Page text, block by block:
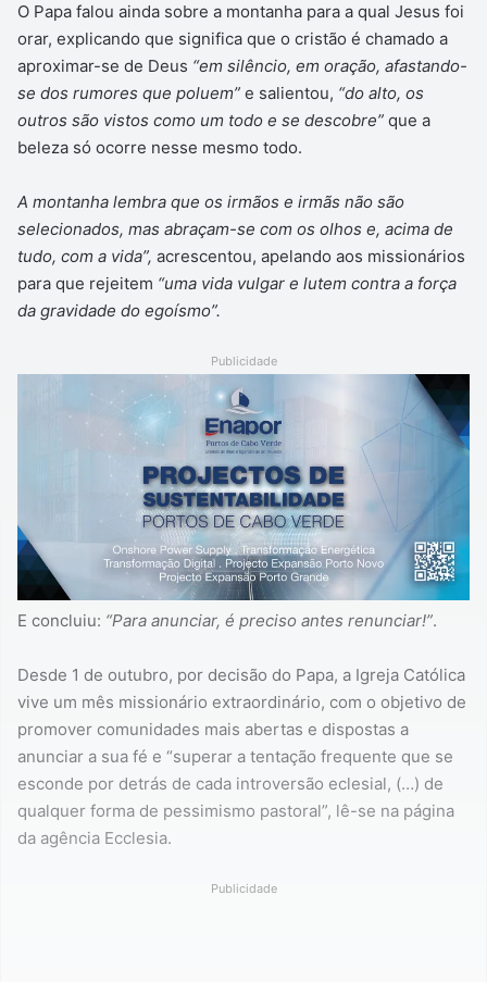
O Papa falou ainda sobre a montanha para a qual Jesus foi
orar, explicando que significa que o cristão é chamado a
aproximar-se de Deus “em silêncio, em oração, afastando-
se dos rumores que poluem” e salientou, “do alto, os
outros são vistos como um todo e se descobre” que a
beleza só ocorre nesse mesmo todo.
A montanha lembra que os irmãos e irmãs não são
selecionados, mas abraçam-se com os olhos e, acima de
tudo, com a vida”, acrescentou, apelando aos missionários
para que rejeitem “uma vida vulgar e lutem contra a força
da gravidade do egoísmo”.
Publicidade
E concluiu: “Para anunciar, é preciso antes renunciar!”.
Desde 1 de outubro, por decisão do Papa, a Igreja Católica
vive um mês missionário extraordinário, com o objetivo de
promover comunidades mais abertas e dispostas a
anunciar a sua fé e “superar a tentação frequente que se
esconde por detrás de cada introversão eclesial, (…) de
qualquer forma de pessimismo pastoral”, lê-se na página
da agência Ecclesia.
Publicidade